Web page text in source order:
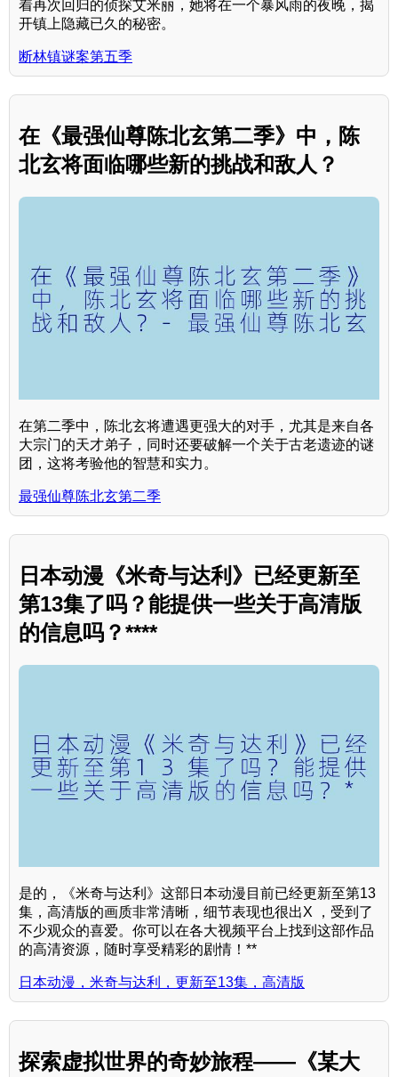
着再次回归的侦探艾米丽，她将在一个暴风雨的夜晚，揭
开镇上隐藏已久的秘密。
断林镇谜案第五季
在《最强仙尊陈北玄第二季》中，陈
北玄将面临哪些新的挑战和敌人？
在第二季中，陈北玄将遭遇更强大的对手，尤其是来自各
大宗门的天才弟子，同时还要破解一个关于古老遗迹的谜
团，这将考验他的智慧和实力。
最强仙尊陈北玄第二季
日本动漫《米奇与达利》已经更新至
第13集了吗？能提供一些关于高清版
的信息吗？****
是的，《米奇与达利》这部日本动漫目前已经更新至第13
集，高清版的画质非常清晰，细节表现也很出X ，受到了
不少观众的喜爱。你可以在各大视频平台上找到这部作品
的高清资源，随时享受精彩的剧情！**
日本动漫，米奇与达利，更新至13集，高清版
探索虚拟世界的奇妙旅程——《某大